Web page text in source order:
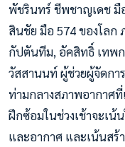
พัชรินทร์ ชีพชาญเดช มื
สินชัย มือ 574 ของโลก
กัปตันทีม, อัคสิทธิ์ เทพ
วัสสานนท์ ผู้ช่วยผู้จัดกา
ท่ามกลางสภาพอากาศ
ฝึกซ้อมในช่วงเช้าจะเ
และอากาศ และเน้นสร้